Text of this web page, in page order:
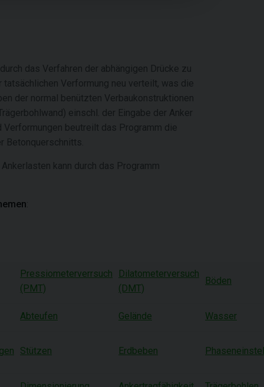
das Verfahren der abhängigen Drücke zu
Verformung neu verteilt, was die
der normal benützten Verbaukonstruktionen
einschl. der Eingabe der Anker
Verformungen beutreilt das Programm die
Betonquerschnitts.
kann durch das Programm
Pressiometerverrsuch
(PMT)
Dilatometerversuch
(DMT)
Böden
Abteufen Gelände Wasser
Stützen Erdbeben